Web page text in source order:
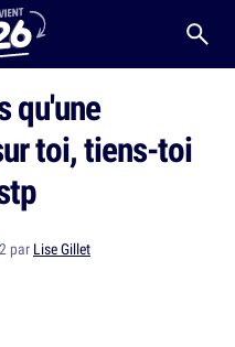
qu'une
toi, tiens-toi
par Lise Gillet